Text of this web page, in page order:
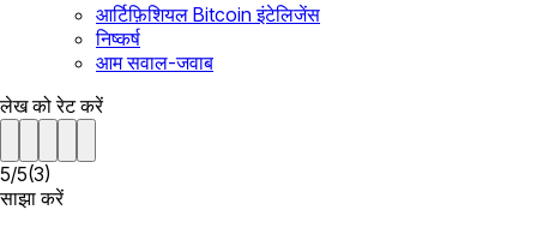
आर्टिफ़िशियल Bitcoin इंटेलिजेंस
निष्कर्ष
आम सवाल-जवाब
लेख को रेट करें
5/5(3)
साझा करें